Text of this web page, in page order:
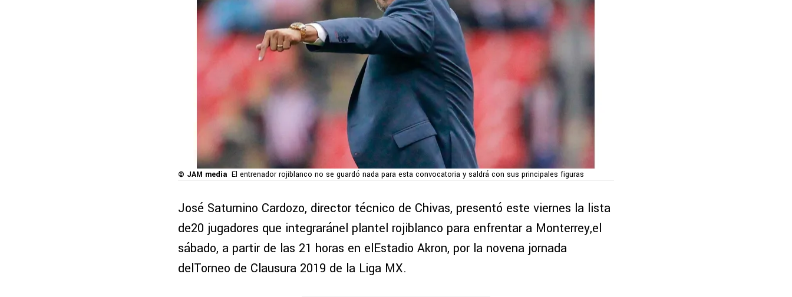
© JAM media El entrenador rojiblanco no se guardó nada para esta convocatoria y saldrá con sus principales figuras
José Saturnino Cardozo, director técnico de Chivas, presentó este viernes la lista
de20 jugadores que integraránel plantel rojiblanco para enfrentar a Monterrey,el
sábado, a partir de las 21 horas en elEstadio Akron, por la novena jornada
delTorneo de Clausura 2019 de la Liga MX.